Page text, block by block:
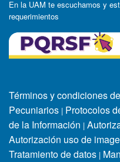
En la UAM te escuchamos y
requerimientos
Términos y condiciones
Pecuniarios | Protocolos
de la Información |
Autorización uso de
Tratamiento de datos |